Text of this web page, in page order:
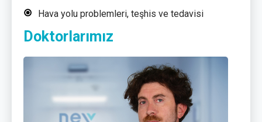
Hava yolu problemleri, teşhis ve tedavisi
Doktorlarımız